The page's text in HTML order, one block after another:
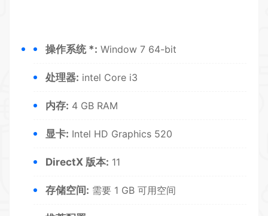
操作系统 *: Window 7 64-bit
处理器: intel Core i3
内存: 4 GB RAM
显卡: Intel HD Graphics 520
DirectX 版本: 11
存储空间: 需要 1 GB 可用空间